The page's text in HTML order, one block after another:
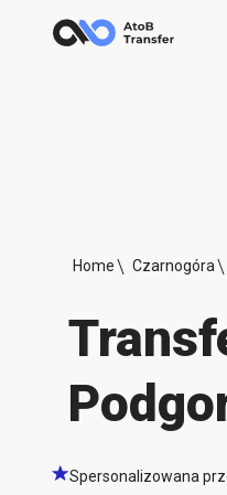
Home Czarnogóra
Spersonalizowana